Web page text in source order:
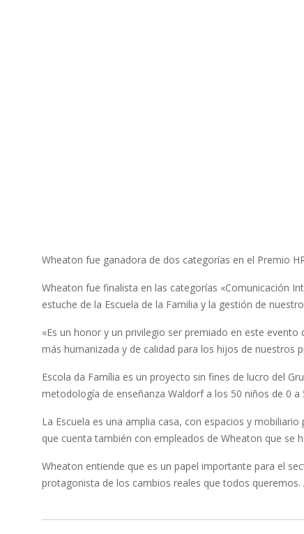
Wheaton fue ganadora de dos categorías en el Premio
Wheaton fue finalista en las categorías «Comunicación
estuche de la Escuela de la Familia y la gestión de
«Es un honor y un privilegio ser premiado en este
más humanizada y de calidad para los hijos de nuestros
Escola da Família es un proyecto sin fines de lucro del
metodología de enseñanza Waldorf a los 50 niños de 0
La Escuela es una amplia casa, con espacios y
que cuenta también con empleados de Wheaton que se
Wheaton entiende que es un papel importante para el
protagonista de los cambios reales que todos